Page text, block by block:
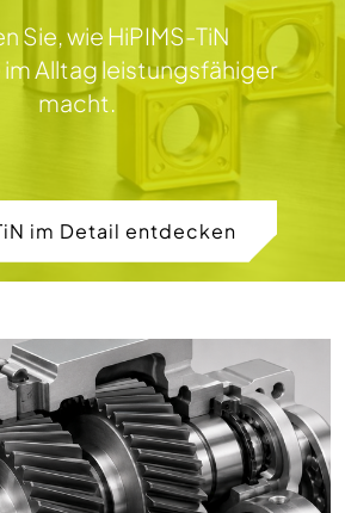
Sie, wie HiPIMS-TiN
Alltag leistungsfähiger
macht.
im Detail entdecken